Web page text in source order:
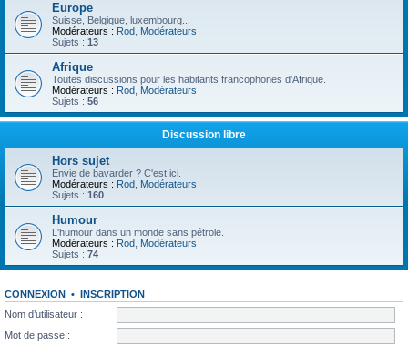
Europe
Suisse, Belgique, luxembourg...
Modérateurs : Rod Modérateurs
Sujets : 13
Afrique
Toutes discussions pour les habitants francophones d'Afrique.
Modérateurs : Rod Modérateurs
Sujets : 56
Discussion libre
Hors sujet
Envie de bavarder ? C'est ici.
Modérateurs : Rod Modérateurs
Sujets : 160
Humour
L'humour dans un monde sans pétrole.
Modérateurs : Rod Modérateurs
Sujets : 74
CONNEXION • INSCRIPTION
Nom d’utilisateur :
Mot de passe :